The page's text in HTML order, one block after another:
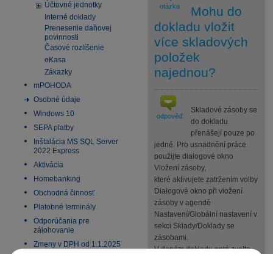
Účtovné jednotky
Interné doklady
Prenesenie daňovej
povinnosti
Časové rozlíšenie
eKasa
Zákazky
mPOHODA
Osobné údaje
Windows 10
SEPA platby
Inštalácia MS SQL Server
2022 Express
Aktivácia
Homebanking
Obchodná činnosť
Platobné terminály
Odporúčania pre
zálohovanie
Zmeny v DPH od 1.1.2025
otázka
Mohu do
dokladu vložit
více skladových
položek
najednou?
odpověď
Skladové zásoby se
do dokladu
přenášejí pouze po
jedné. Pro usnadnění práce
použijte dialogové okno
Vložení zásoby,
které aktivujete zatržením volby
Dialogové okno při vložení
zásoby v agendě
Nastavení/Globální nastavení v
sekci Sklady/Doklady se
zásobami.
V daném dokladu poté zvolte